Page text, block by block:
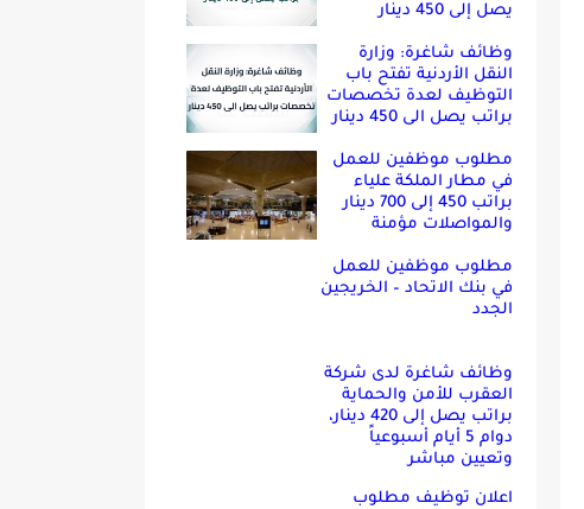
يصل إلى 450 دينار
وظائف شاغرة: وزارة
النقل الأردنية تفتح باب
التوظيف لعدة تخصصات
براتب يصل الى 450 دينار
مطلوب موظفين للعمل
في مطار الملكة علياء
براتب 450 إلى 700 دينار
والمواصلات مؤمنة
مطلوب موظفين للعمل
في بنك الاتحاد – الخريجين
الجدد
وظائف شاغرة لدى شركة
العقرب للأمن والحماية
براتب يصل إلى 420 دينار،
دوام 5 أيام أسبوعياً
وتعيين مباشر
اعلان توظيف مطلوب